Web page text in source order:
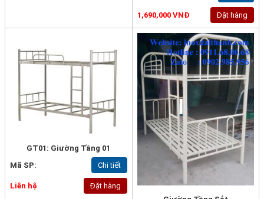
1,690,000 VNĐ Đặt hàng
GT01: Giường Tầng 01
Mã SP:
Chi tiết
Liên hệ
Đặt hàng